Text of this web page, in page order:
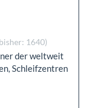
1640)
der weltweit
Schleifzentren